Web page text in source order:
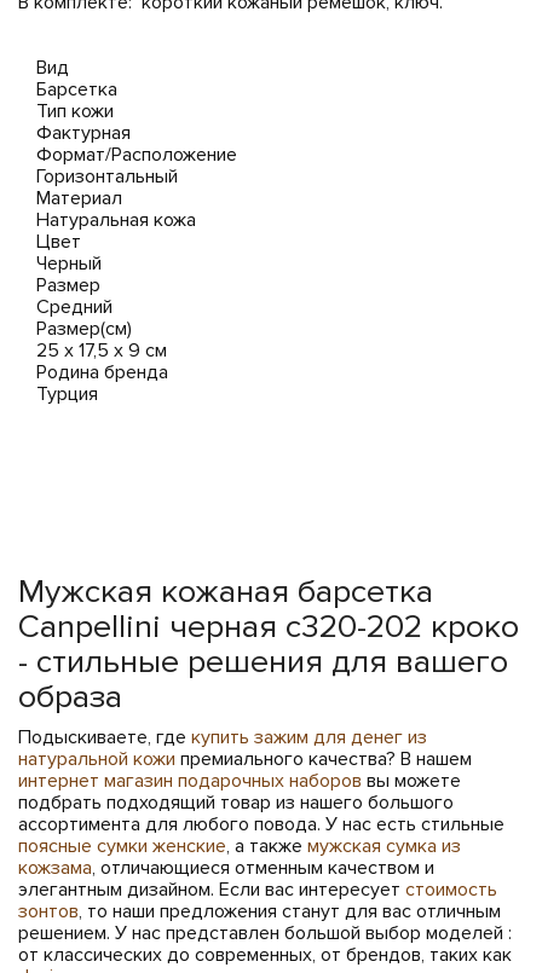
Вид
Барсетка
Тип кожи
Фактурная
Формат/Расположение
Горизонтальный
Материал
Натуральная кожа
Цвет
Черный
Размер
Средний
Размер(см)
25 х 17,5 х 9 см
Родина бренда
Турция
Мужская кожаная барсетка
Canpellini черная c320-202 кроко
- стильные решения для вашего
образа
Подыскиваете, где купить зажим для денег из
натуральной кожи премиального качества? В нашем
интернет магазин подарочных наборов вы можете
подбрать подходящий товар из нашего большого
ассортимента для любого повода. У нас есть стильные
поясные сумки женские, а также мужская сумка из
кожзама, отличающиеся отменным качеством и
элегантным дизайном. Если вас интересует стоимость
зонтов, то наши предложения станут для вас отличным
решением. У нас представлен большой выбор моделей :
от классических до современных, от брендов, таких как